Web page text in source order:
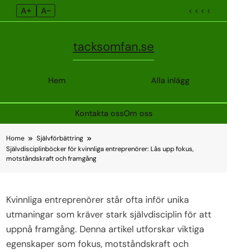
A+ A– < < < <
Hem
tacksomfan.se
Alla inlägg
Kontakta ossOm oss
to
content
Home
Självförbättring
Självdisciplinböcker för kvinnliga entreprenörer: Lås upp fokus,
motståndskraft och framgång
Kvinnliga entreprenörer står ofta inför unika
utmaningar som kräver stark självdisciplin för att
uppnå framgång. Denna artikel utforskar viktiga
egenskaper som fokus, motståndskraft och